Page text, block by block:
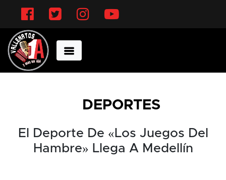
DEPORTES
El Deporte De «Los Juegos Del
Hambre» Llega A Medellín